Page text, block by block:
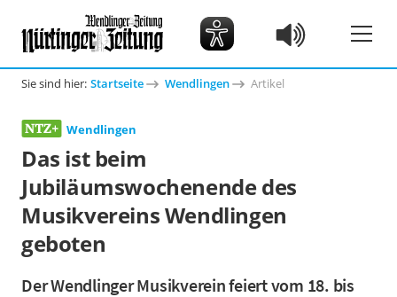
Sie sind hier: Startseite Wendlingen Artikel
Wendlingen
Das ist beim
Jubiläumswochenende des
Musikvereins Wendlingen
geboten
Der Wendlinger Musikverein feiert vom 18. bis